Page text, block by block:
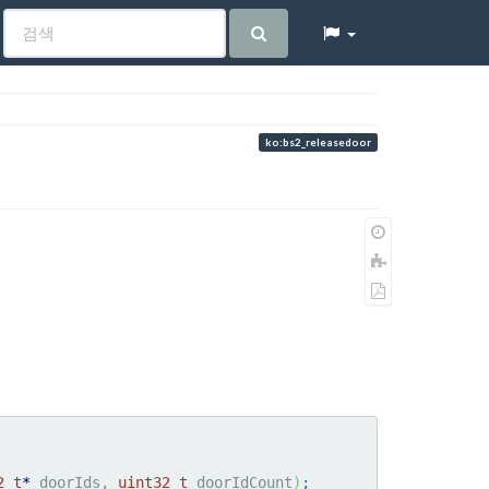
ko:bs2_releasedoor
* doorIds, uint32_t doorIdCount) ;